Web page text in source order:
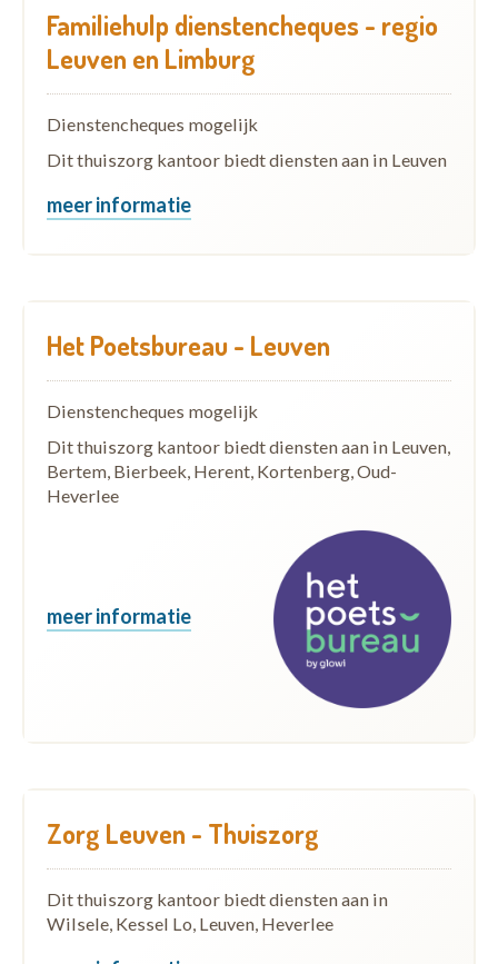
Familiehulp dienstencheques - regio
Leuven en Limburg
Dienstencheques mogelijk
Dit thuiszorg kantoor biedt diensten aan in Leuven
meer informatie
Het Poetsbureau - Leuven
Dienstencheques mogelijk
Dit thuiszorg kantoor biedt diensten aan in Leuven,
Bertem, Bierbeek, Herent, Kortenberg, Oud-
Heverlee
meer informatie
Zorg Leuven - Thuiszorg
Dit thuiszorg kantoor biedt diensten aan in
Wilsele, Kessel Lo, Leuven, Heverlee